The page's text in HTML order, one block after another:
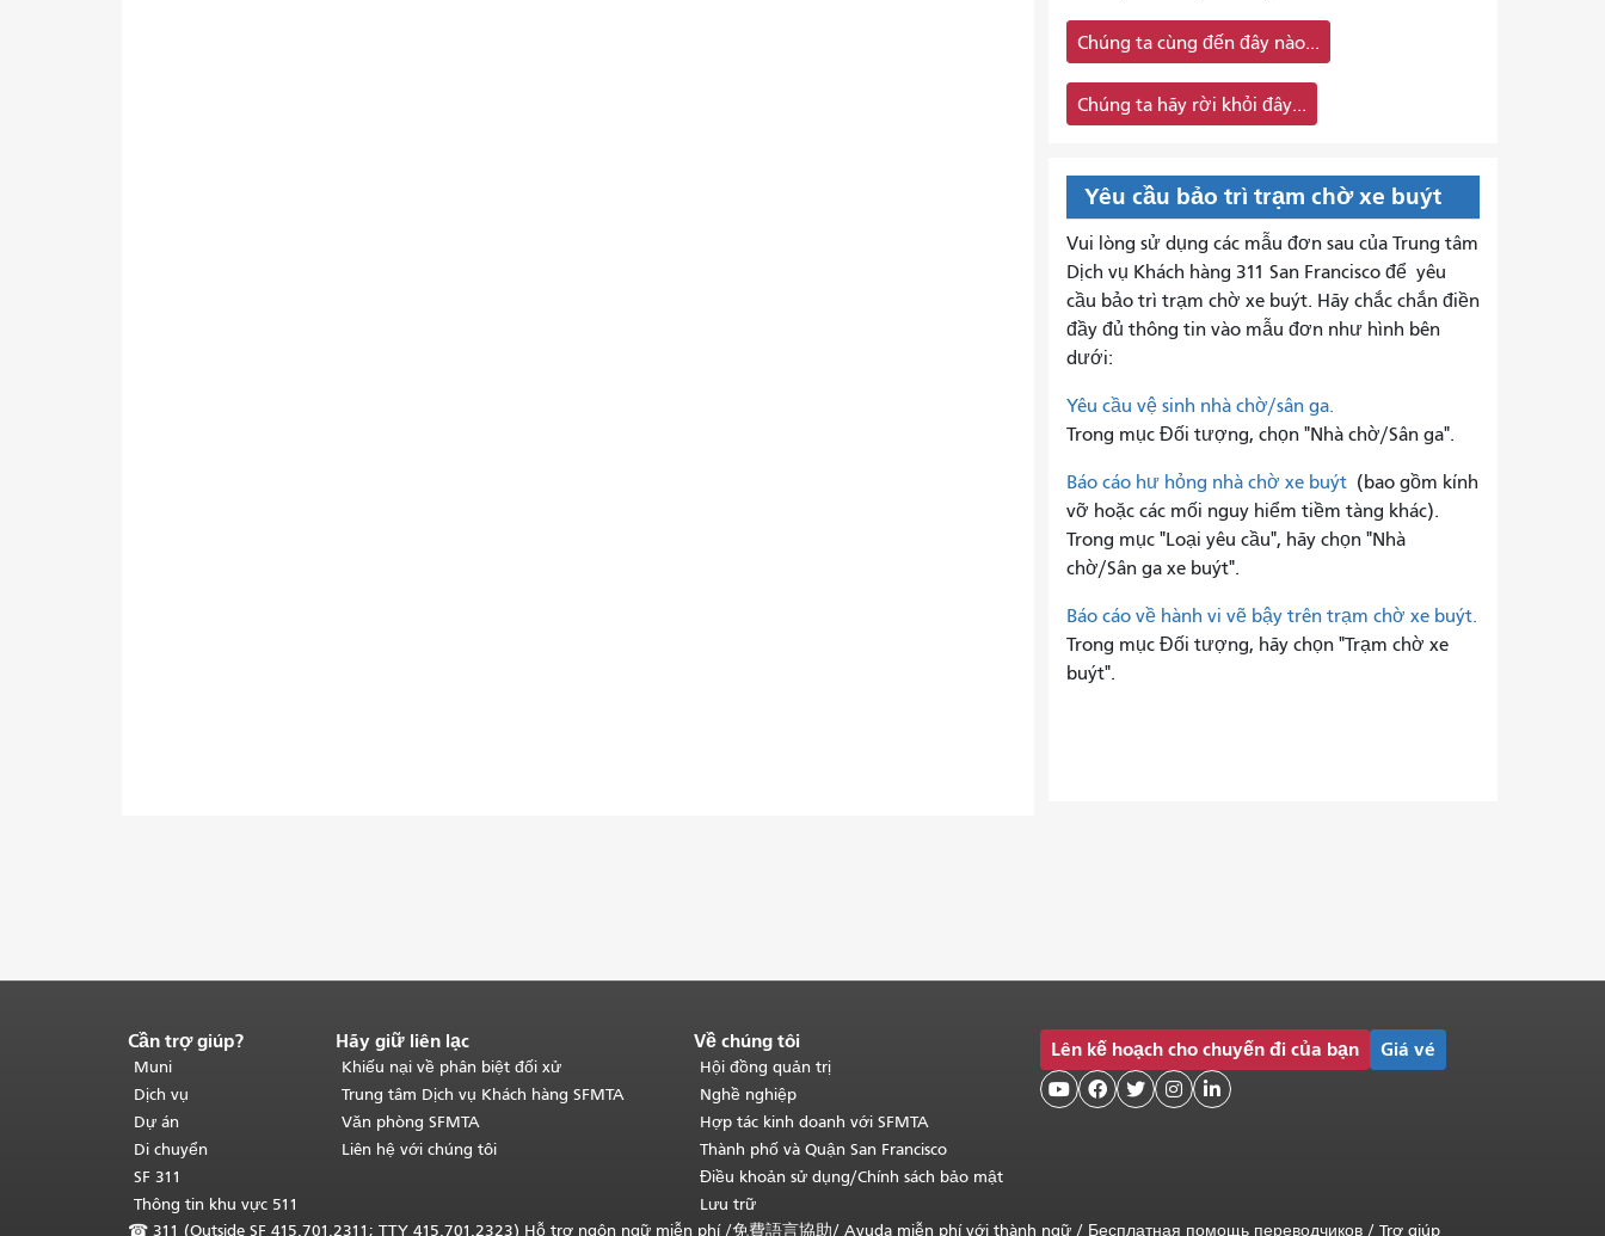
Chúng ta cùng đến đây nào...
Chúng ta hãy rời khỏi đây...
Yêu cầu bảo trì trạm chờ xe buýt
Vui lòng sử dụng các mẫu đơn sau của Trung tâm
Dịch vụ Khách hàng 311 San Francisco để yêu
cầu bảo trì trạm chờ xe buýt. Hãy chắc chắn điền
đầy đủ thông tin vào mẫu đơn như hình bên
dưới:
Yêu cầu vệ sinh nhà chờ/sân ga.
Trong mục Đối tượng, chọn "Nhà chờ/Sân ga".
Báo cáo hư hỏng nhà chờ xe buýt(bao gồm kính
vỡ hoặc các mối nguy hiểm tiềm tàng khác).
Trong mục "Loại yêu cầu", hãy chọn "Nhà
chờ/Sân ga xe buýt".
Báo cáo về hành vi vẽ bậy trên trạm chờ xe buýt.
Trong mục Đối tượng, hãy chọn "Trạm chờ xe
buýt".
Kết
thúc
nội
dung
trang.Phần
còn
Cần trợ giúp?
Muni
Dịch vụ
Dự án
Di chuyển
SF 311
Thông tin khu vực 511
Hãy giữ liên lạc
Khiếu nại về phân biệt đối xử
Trung tâm Dịch vụ Khách hàng SFMTA
Văn phòng SFMTA
Liên hệ với chúng tôi
Về chúng tôi
Hội đồng quản trị
Nghề nghiệp
Hợp tác kinh doanh với SFMTA
Thành phố và Quận San Francisco
Điều khoản sử dụng/Chính sách bảo mật
Lưu trữ
Lên kế hoạch cho chuyến đi của bạn Giá vé
    
☎ 311 (Outside SF 415.701.2311; TTY 415.701.2323) Hỗ trợ ngôn ngữ miễn phí /免費語言協助/ Ayuda miễn phí với thành ngữ / Бесплатная помощь переводчиков / Trợ giúp